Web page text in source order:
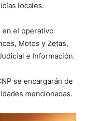
locales.
en el operativo
Motos y Zetas,
e Información.
se encargarán de
mencionadas.